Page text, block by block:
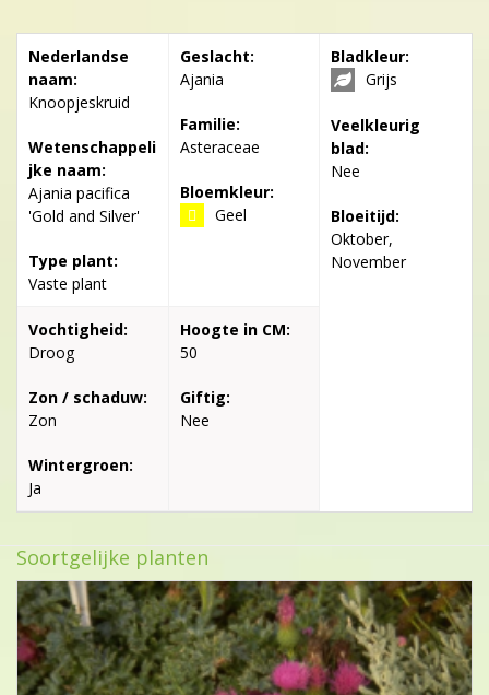
Nederlandse
naam:
Knoopjeskruid
Wetenschappeli
jke naam:
Ajania pacifica
'Gold and Silver'
Type plant:
Vaste plant
Geslacht:
Ajania
Familie:
Asteraceae
Bloemkleur:
Geel
Bladkleur:
Grijs
Veelkleurig
blad:
Nee
Bloeitijd:
Oktober,
November
Vochtigheid:
Droog
Zon / schaduw:
Zon
Wintergroen:
Ja
Hoogte in CM:
50
Giftig:
Nee
Soortgelijke planten